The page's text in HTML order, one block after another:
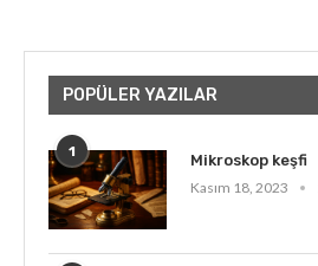
POPÜLER YAZILAR
1
Mikroskop keşfi
Kasım 18, 2023